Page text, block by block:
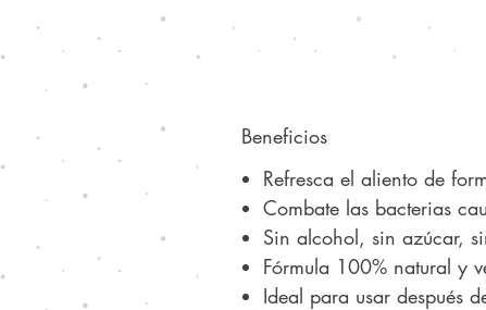
Beneficios
Refresca el aliento de
Combate las bacterias
Sin alcohol, sin azúcar,
Fórmula 100% natural y
Ideal para usar después